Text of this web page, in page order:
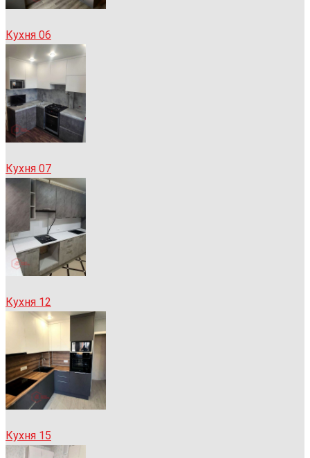
Кухня 06
Кухня 07
Кухня 12
Кухня 15